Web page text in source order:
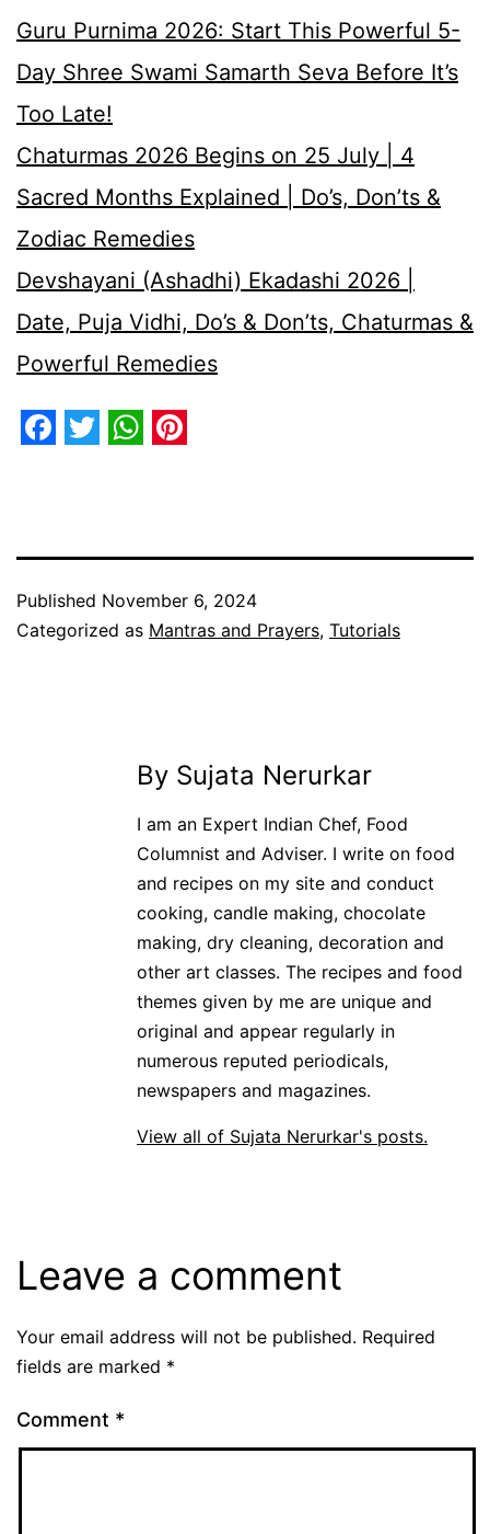
Guru Purnima 2026: Start This Powerful 5-
Day Shree Swami Samarth Seva Before It’s
Too Late!
Chaturmas 2026 Begins on 25 July | 4
Sacred Months Explained | Do’s, Don’ts &
Zodiac Remedies
Devshayani (Ashadhi) Ekadashi 2026 |
Date, Puja Vidhi, Do’s & Don’ts, Chaturmas &
Powerful Remedies
Published November 6, 2024
Categorized as Mantras and Prayers, Tutorials
By Sujata Nerurkar
I am an Expert Indian Chef, Food
Columnist and Adviser. I write on food
and recipes on my site and conduct
cooking, candle making, chocolate
making, dry cleaning, decoration and
other art classes. The recipes and food
themes given by me are unique and
original and appear regularly in
numerous reputed periodicals,
newspapers and magazines.
View all of Sujata Nerurkar's posts.
Leave a comment
Your email address will not be published. Required
fields are marked *
Comment *